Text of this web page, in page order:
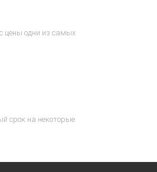
цены одни из самых
срок на некоторые